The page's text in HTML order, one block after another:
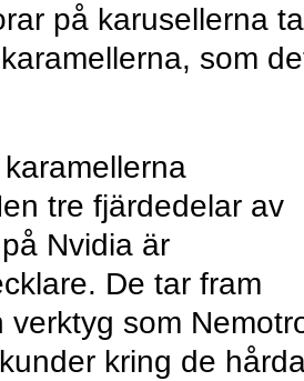
på karusellerna
som
tre fjärdedelar av
Nvidia är
De tar fram
verktyg som
kring de